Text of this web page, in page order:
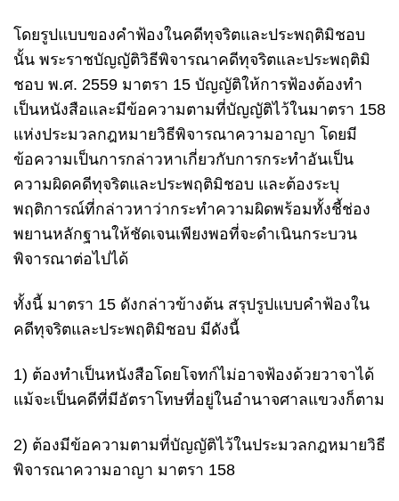
โดยรูปแบบของคำฟ้องในคดีทุจริตและประพฤติมิชอบ
นั้น พระราชบัญญัติวิธีพิจารณาคดีทุจริตและประพฤติมิ
ชอบ พ.ศ. 2559 มาตรา 15 บัญญัติให้การฟ้องต้องทำ
เป็นหนังสือและมีข้อความตามที่บัญญัติไว้ในมาตรา 158
แห่งประมวลกฎหมายวิธีพิจารณาความอาญา โดยมี
ข้อความเป็นการกล่าวหาเกี่ยวกับการกระทำอันเป็น
ความผิดคดีทุจริตและประพฤติมิชอบ และต้องระบุ
พฤติการณ์ที่กล่าวหาว่ากระทำความผิดพร้อมทั้งชี้ช่อง
พยานหลักฐานให้ชัดเจนเพียงพอที่จะดำเนินกระบวน
พิจารณาต่อไปได้
ทั้งนี้ มาตรา 15 ดังกล่าวข้างต้น สรุปรูปแบบคำฟ้องใน
คดีทุจริตและประพฤติมิชอบ มีดังนี้
1) ต้องทำเป็นหนังสือโดยโจทก์ไม่อาจฟ้องด้วยวาจาได้
แม้จะเป็นคดีที่มีอัตราโทษที่อยู่ในอำนาจศาลแขวงก็ตาม
2) ต้องมีข้อความตามที่บัญญัติไว้ในประมวลกฎหมายวิธี
พิจารณาความอาญา มาตรา 158